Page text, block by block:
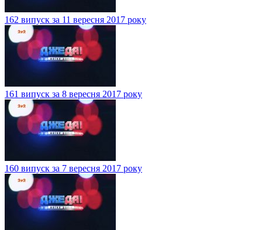
162 випуск за 11 вересня 2017 року
161 випуск за 8 вересня 2017 року
160 випуск за 7 вересня 2017 року